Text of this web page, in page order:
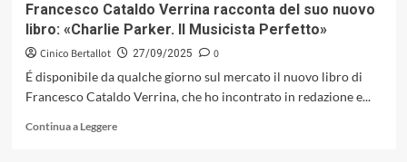
2025)
Francesco Cataldo Verrina racconta del suo nuovo
libro: «Charlie Parker. Il Musicista Perfetto»
Cinico Bertallot 27/09/2025
0
É disponibile da qualche giorno sul mercato il nuovo libro di
Francesco Cataldo Verrina, che ho incontrato in redazione e...
Continua a LeggereLeggi